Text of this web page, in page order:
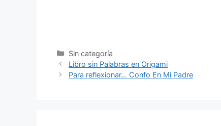
Sin categoría
Libro sin Palabras en Origami
Para reflexionar… Confo En Mi Padre